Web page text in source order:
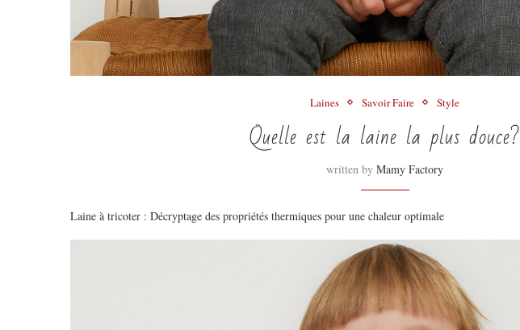
Laines Savoir Faire Style
Quelle est la laine la plus douce?
written byMamy Factory
Laine à tricoter : Décryptage des propriétés thermiques pour une chaleur optimale